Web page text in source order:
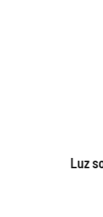
Luz